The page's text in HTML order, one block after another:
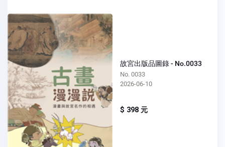
故宮出版品圖錄 - No.0033
No. 0033
2026-06-10
$ 398 元